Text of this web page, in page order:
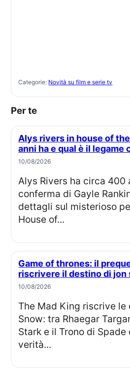
Categorie: Novità su film e serie tv
Per te
Alys rivers in house of the dragon 3: quanti
anni ha e qual è il legame
10/08/2026
Alys Rivers ha circa 400 anni: la
conferma di Gayle
dettagli sul misterioso
House of...
Game of thrones: il prequel potrebbe
riscrivere il destino di jon
10/08/2026
The Mad King riscrive le origini di Jon
Snow: tra Rhaegar
Stark e il Trono di Spade
verità...